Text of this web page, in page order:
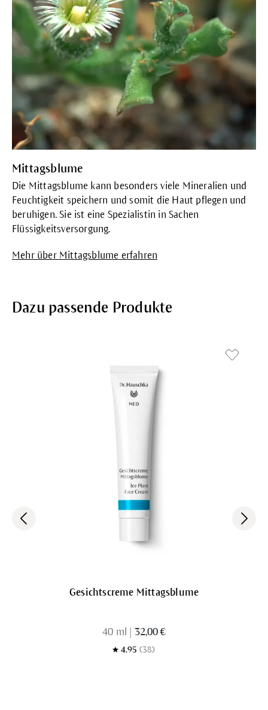
Mittagsblume
Die Mittagsblume kann besonders viele Mineralien und
Feuchtigkeit speichern und somit die Haut pflegen und
beruhigen. Sie ist eine Spezialistin in Sachen
Flüssigkeitsversorgung.
Mehr über Mittagsblume erfahren
Dazu passende Produkte
Gesichtscreme Mittagsblume
40 ml 32,00 €
4.95 (38)